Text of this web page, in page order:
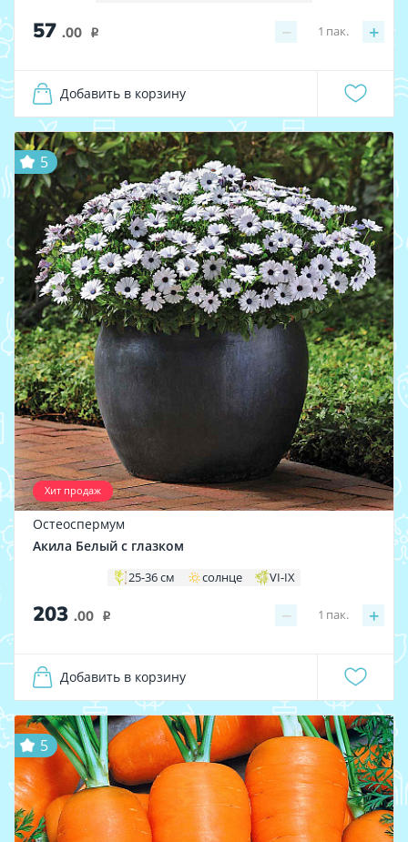
57 .00 i − +
1 пак.
Добавить в корзину
Хит продаж
5
Остеоспермум
Акила Белый с глазком
25-36 см солнце VI-IX
203 .00 i − +
1 пак.
Добавить в корзину
5